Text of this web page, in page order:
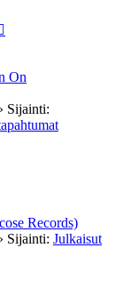
On
Sijainti:
Records)
Sijainti: Julkaisut